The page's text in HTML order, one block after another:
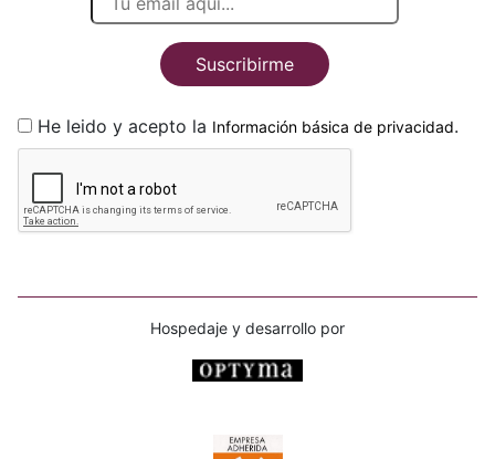
Suscribirme
He leido y acepto la Información básica de privacidad.
Hospedaje y desarrollo por